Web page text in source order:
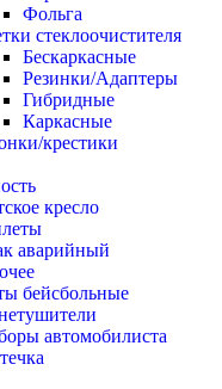
Фольга
стеклоочистителя
Бескаркасные
Резинки/Адаптеры
Гибридные
Каркасные
крестики
кресло
аварийный
бейсбольные
автомобилиста